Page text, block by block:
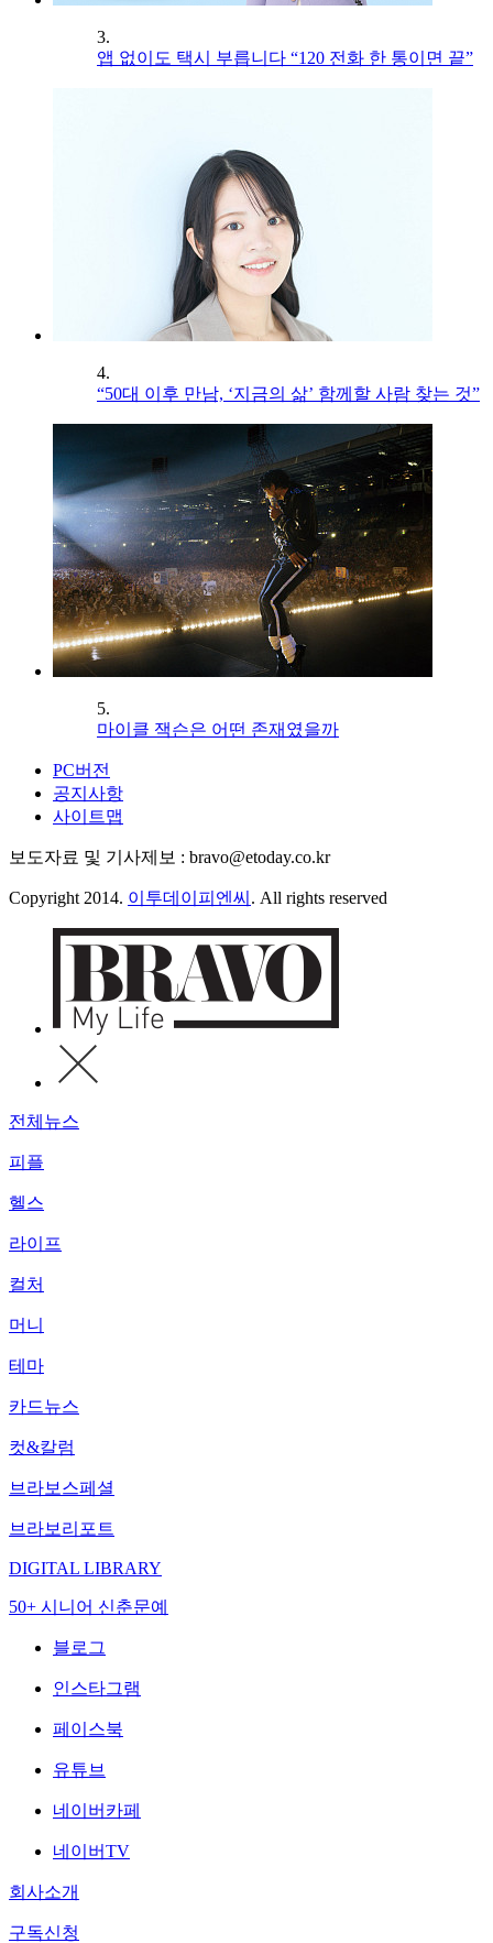
3.
앱 없이도 택시 부릅니다 “120 전화 한 통이면 끝”
4.
“50대 이후 만남, ‘지금의 삶’ 함께할 사람 찾는 것”
5.
마이클 잭슨은 어떤 존재였을까
PC버전
공지사항
사이트맵
보도자료 및 기사제보 : bravo@etoday.co.kr
Copyright 2014. 이투데이피엔씨 . All rights reserved
전체뉴스
피플
헬스
라이프
컬처
머니
테마
카드뉴스
컷&칼럼
브라보스페셜
브라보리포트
DIGITAL LIBRARY
50+ 시니어 신춘문예
블로그
인스타그램
페이스북
유튜브
네이버카페
네이버TV
회사소개
구독신청